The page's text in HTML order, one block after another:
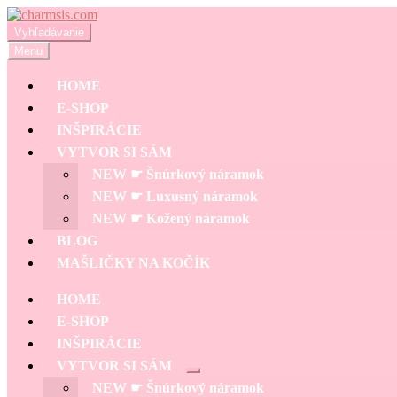
Preskočiť
na
navigáciu
Preskočiť
na
obsah
Hľadať:
Vyhľadávanie
Menu
HOME
E-SHOP
INŠPIRÁCIE
VYTVOR SI SÁM
NEW ☛ Šnúrkový náramok
NEW ☛ Luxusný náramok
NEW ☛ Kožený náramok
BLOG
MAŠLIČKY NA KOČÍK
HOME
E-SHOP
INŠPIRÁCIE
VYTVOR SI SÁM
Rozbaliť
podradené
NEW ☛ Šnúrkový náramok